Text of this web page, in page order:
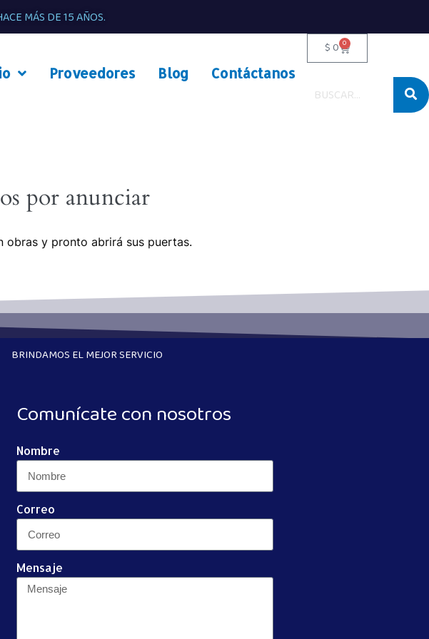
MÁS DE 15 AÑOS.
Proveedores Blog Contáctanos
$0 0
por anunciar
obras y pronto abrirá sus puertas.
BRINDAMOS EL MEJOR SERVICIO
Comunícate con nosotros
Nombre
Correo
Mensaje